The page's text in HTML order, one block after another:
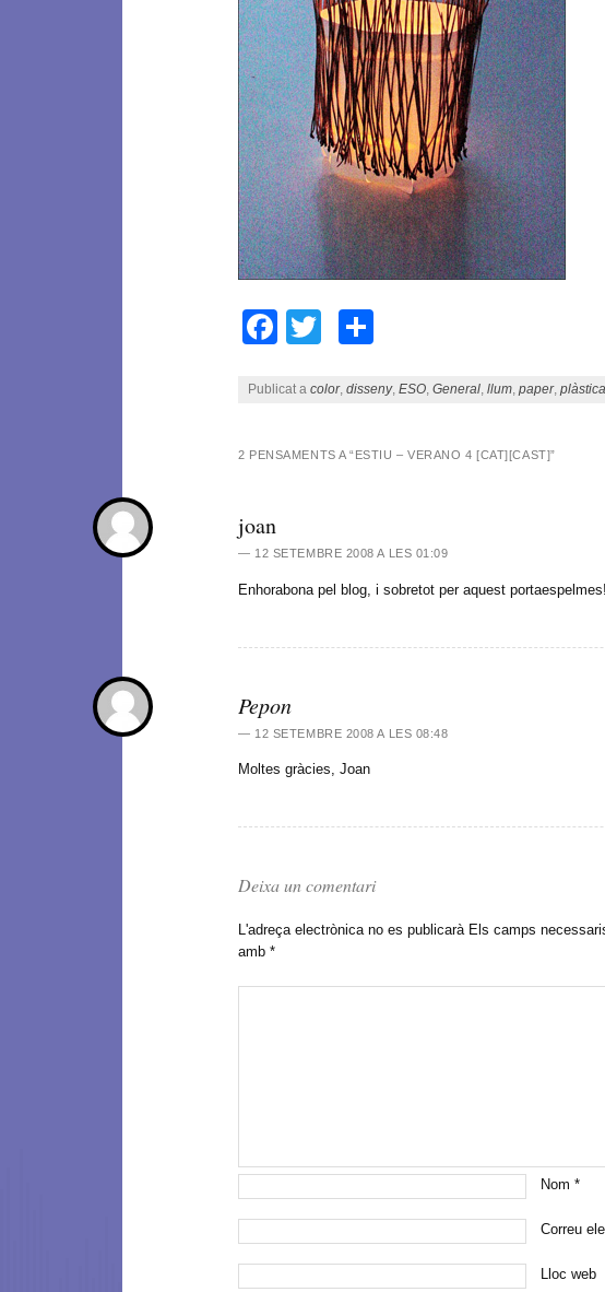
Facebook
Twitter
Publicat a color, disseny, ESO, General, llum, paper, plàstica
2 PENSAMENTS A “ESTIU – VERANO 4 [CAT][CAST]”
joan
12 SETEMBRE 2008 A LES 01:09
Enhorabona pel blog, i sobretot per aquest portaespelmes!
Pepon
12 SETEMBRE 2008 A LES 08:48
Moltes gràcies, Joan
Deixa un comentari
L'adreça electrònica no es publicaràEls camps
amb *
Nom *
Correu
Lloc web